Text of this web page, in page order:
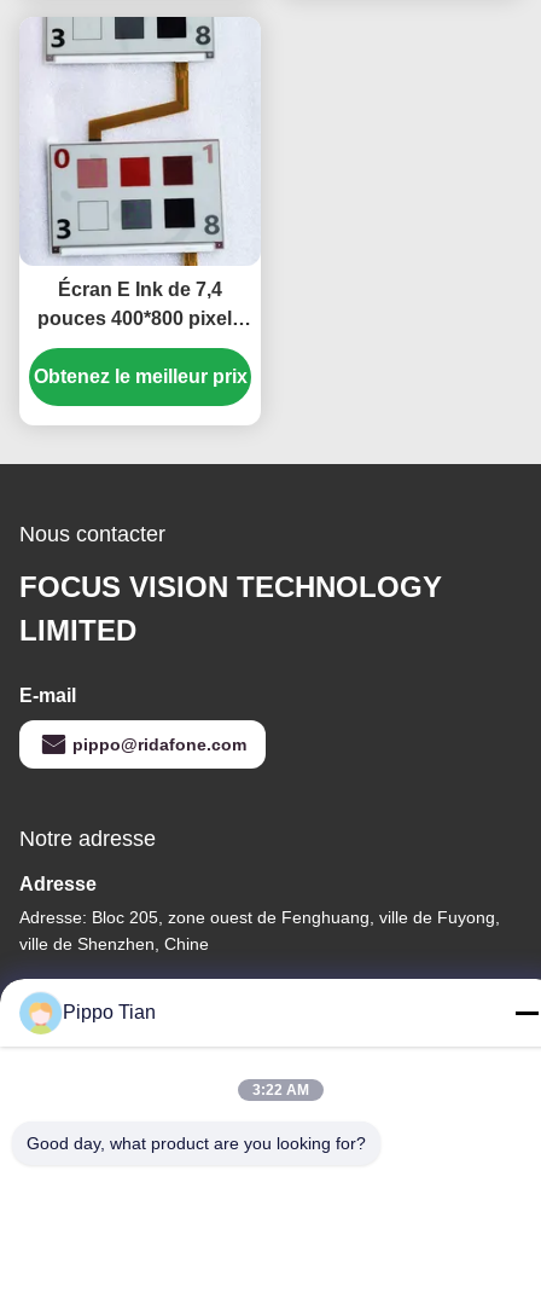
Écran E Ink de 7,4
pouces 400*800 pixels
pour étiquette
électronique d'étalage
avec consommation
Obtenez le meilleur prix
Nous contacter
FOCUS VISION TECHNOLOGY
LIMITED
E-mail
pippo@ridafone.com
Notre adresse
Adresse
Adresse: Bloc 205, zone ouest de Fenghuang, ville de Fuyong,
ville de Shenzhen, Chine
Télégramme
86--13590447319
Pippo Tian
3:22 AM
Good day, what product are you looking for?